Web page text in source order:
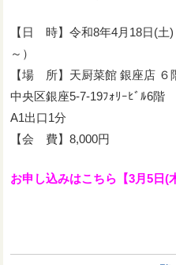
【日 時】令和8年4月18日(
～）
【場 所】天厨菜館 銀座店 ６
中央区銀座5-7-19ﾌｫﾘｰﾋﾞﾙ6階
A1出口1分
【会 費】8,000円
お申し込みはこちら【3月5日(